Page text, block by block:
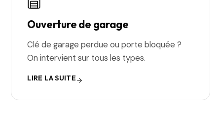
Ouverture de garage
Clé de garage perdue ou porte bloquée ?
On intervient sur tous les types.
LIRE LA SUITE